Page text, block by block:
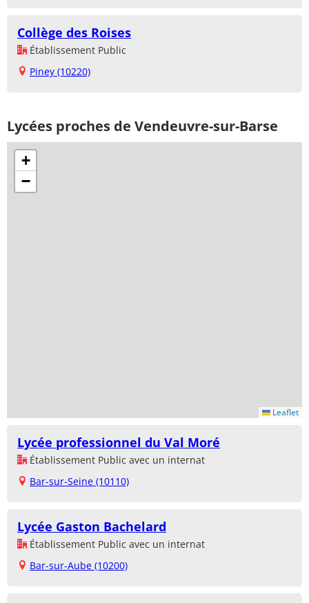
Collège des Roises
Établissement Public
Piney (10220)
Lycées proches de Vendeuvre-sur-Barse
+
−
Leaflet
Lycée professionnel du Val Moré
Établissement Public avec un internat
Bar-sur-Seine (10110)
Lycée Gaston Bachelard
Établissement Public avec un internat
Bar-sur-Aube (10200)